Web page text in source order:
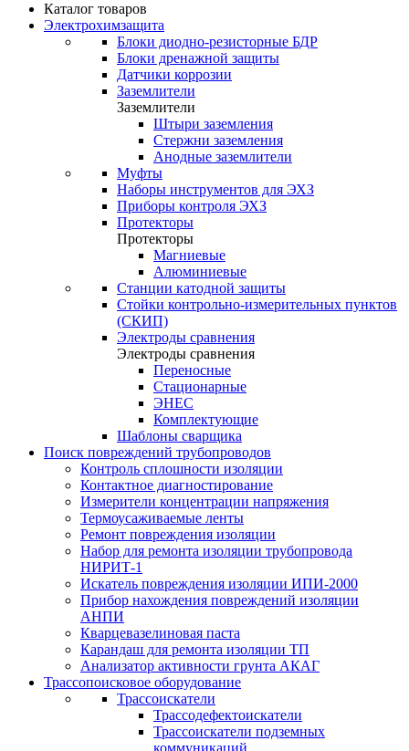
Каталог товаров
Электрохимзащита
Блоки диодно-резисторные БДР
Блоки дренажной защиты
Датчики коррозии
Заземлители
Заземлители
Штыри заземления
Стержни заземления
Анодные заземлители
Муфты
Наборы инструментов для ЭХЗ
Приборы контроля ЭХЗ
Протекторы
Протекторы
Магниевые
Алюминиевые
Станции катодной защиты
Стойки контрольно-измерительных пунктов
(СКИП)
Электроды сравнения
Электроды сравнения
Переносные
Стационарные
ЭНЕС
Комплектующие
Шаблоны сварщика
Поиск повреждений трубопроводов
Контроль сплошности изоляции
Контактное диагностирование
Измерители концентрации напряжения
Термоусаживаемые ленты
Ремонт повреждения изоляции
Набор для ремонта изоляции трубопровода
НИРИТ-1
Искатель повреждения изоляции ИПИ-2000
Прибор нахождения повреждений изоляции
АНПИ
Кварцевазелиновая паста
Карандаш для ремонта изоляции ТП
Анализатор активности грунта АКАГ
Трассопоисковое оборудование
Трассоискатели
Трассодефектоискатели
Трассоискатели подземных
коммуникаций